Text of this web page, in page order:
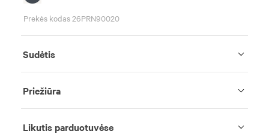
Prekės kodas 26PRN90020
Sudėtis
Priežiūra
Likutis parduotuvėse